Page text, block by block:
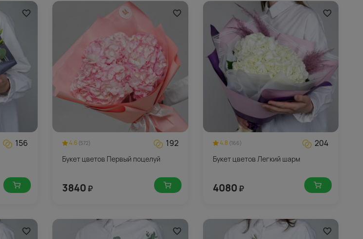
156 4.6 (572) 192
Букет цветов Первый поцелуй
3840 ₽
4.8 (166) 204
Букет цветов Легкий шарм
4080 ₽